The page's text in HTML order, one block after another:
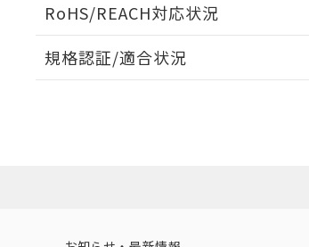
RoHS/REACH対応状況
EU RoHS 注意事項・凡例
規格認証/適合状況